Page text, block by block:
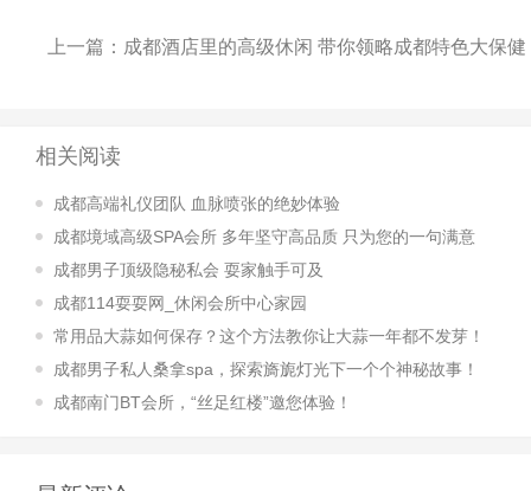
上一篇： 成都酒店里的高级休闲 带你领略成都特色大保健
相关阅读
成都高端礼仪团队 血脉喷张的绝妙体验
成都境域高级SPA会所 多年坚守高品质 只为您的一句满意
成都男子顶级隐秘私会 耍家触手可及
成都114耍耍网_休闲会所中心家园
常用品大蒜如何保存？这个方法教你让大蒜一年都不发芽！
成都男子私人桑拿spa，探索旖旎灯光下一个个神秘故事！
成都南门BT会所，“丝足红楼”邀您体验！